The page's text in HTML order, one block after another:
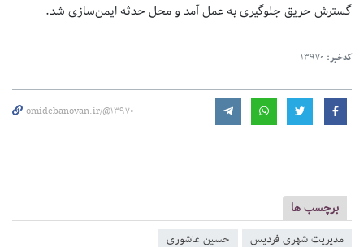
گسترش حریق جلوگیری به عمل آمد و محل حدثه ایمن‌سازی شد.
کدخبر: 13970
omidebanovan.ir/@13970
برچسب ها
مدیریت شهری فردیس
حسین عاشوری